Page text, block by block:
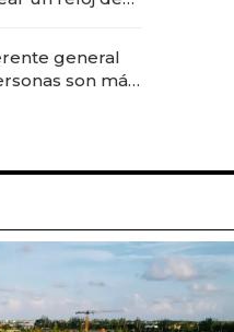
general
son más